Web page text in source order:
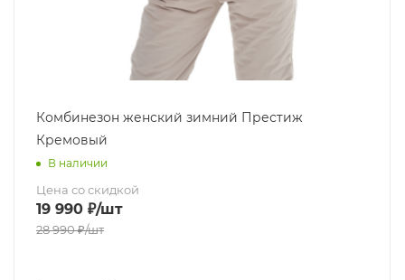
Комбинезон женский зимний Престиж
Кремовый
В наличии
Цена со скидкой
19 990 ₽/шт
28 990₽/шт